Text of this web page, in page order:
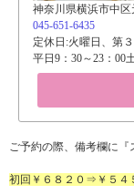
神奈川県横浜市中
045-651-6435
定休日:火曜日、第
平日9：30～23：00
ご予約の際、備考欄に『
初回￥６８２０⇒￥５４